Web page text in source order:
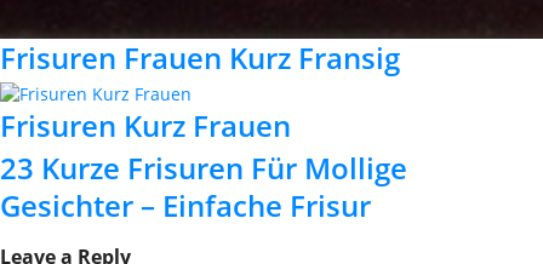
Frisuren Frauen Kurz Fransig
Frisuren Kurz Frauen
23 Kurze Frisuren Für Mollige
Gesichter – Einfache Frisur
Leave a Reply